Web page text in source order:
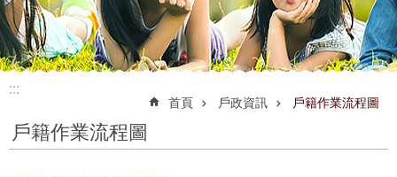
:::
:::
首頁 戶政資訊 戶籍作業流程圖
戶籍作業流程圖